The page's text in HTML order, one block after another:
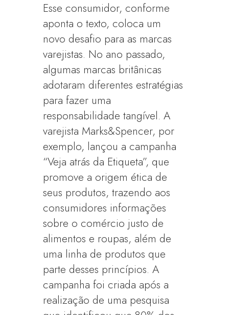
Esse consumidor, conforme
aponta o texto, coloca um
novo desafio para as marcas
varejistas. No ano passado,
algumas marcas britânicas
adotaram diferentes estratégias
para fazer uma
responsabilidade tangível. A
varejista Marks&Spencer, por
exemplo, lançou a campanha
“Veja atrás da Etiqueta”, que
promove a origem ética de
seus produtos, trazendo aos
consumidores informações
sobre o comércio justo de
alimentos e roupas, além de
uma linha de produtos que
parte desses princípios. A
campanha foi criada após a
realização de uma pesquisa